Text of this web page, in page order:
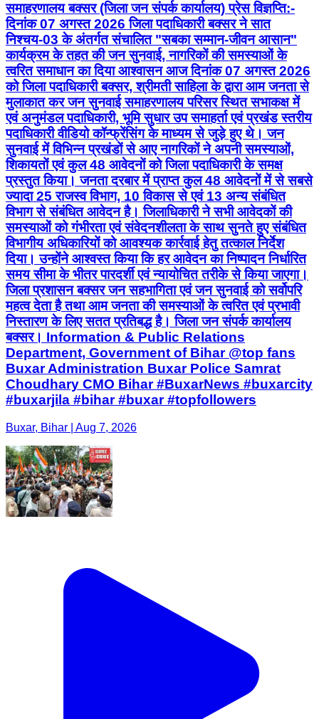
समाहरणालय बक्सर (जिला जन संपर्क कार्यालय) प्रेस विज्ञप्ति:-
दिनांक 07 अगस्त 2026 जिला पदाधिकारी बक्सर ने सात
निश्चय-03 के अंतर्गत संचालित "सबका सम्मान-जीवन आसान"
कार्यक्रम के तहत की जन सुनवाई, नागरिकों की समस्याओं के
त्वरित समाधान का दिया आश्वासन आज दिनांक 07 अगस्त 2026
को जिला पदाधिकारी बक्सर, श्रीमती साहिला के द्वारा आम जनता से
मुलाकात कर जन सुनवाई समाहरणालय परिसर स्थित सभाकक्ष में
एवं अनुमंडल पदाधिकारी, भूमि सुधार उप समाहर्ता एवं प्रखंड स्तरीय
पदाधिकारी वीडियो कॉन्फ्रेंसिंग के माध्यम से जुड़े हुए थे। जन
सुनवाई में विभिन्न प्रखंडों से आए नागरिकों ने अपनी समस्याओं,
शिकायतों एवं कुल 48 आवेदनों को जिला पदाधिकारी के समक्ष
प्रस्तुत किया। जनता दरबार में प्राप्त कुल 48 आवेदनों में से सबसे
ज्यादा 25 राजस्व विभाग, 10 विकास से एवं 13 अन्य संबंधित
विभाग से संबंधित आवेदन है। जिलाधिकारी ने सभी आवेदकों की
समस्याओं को गंभीरता एवं संवेदनशीलता के साथ सुनते हुए संबंधित
विभागीय अधिकारियों को आवश्यक कार्रवाई हेतु तत्काल निर्देश
दिया। उन्होंने आश्वस्त किया कि हर आवेदन का निष्पादन निर्धारित
समय सीमा के भीतर पारदर्शी एवं न्यायोचित तरीके से किया जाएगा।
जिला प्रशासन बक्सर जन सहभागिता एवं जन सुनवाई को सर्वोपरि
महत्व देता है तथा आम जनता की समस्याओं के त्वरित एवं प्रभावी
निस्तारण के लिए सतत प्रतिबद्ध है। जिला जन संपर्क कार्यालय
बक्सर। Information & Public Relations
Department, Government of Bihar @top fans
Buxar Administration Buxar Police Samrat
Choudhary CMO Bihar #BuxarNews #buxarcity
#buxarjila #bihar #buxar #topfollowers
Buxar, Bihar | Aug 7, 2026